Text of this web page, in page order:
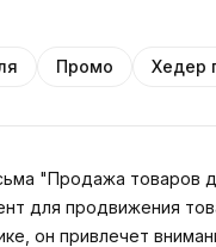
Промо Хедер
"Продажа товаров
для продвижения
он привлечет